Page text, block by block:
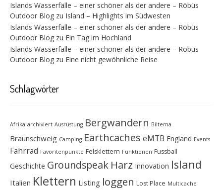
Islands Wasserfälle – einer schöner als der andere – Röbüs
Outdoor Blog zu Island – Highlights im Südwesten
Islands Wasserfälle – einer schöner als der andere – Röbüs
Outdoor Blog zu Ein Tag im Hochland
Islands Wasserfälle – einer schöner als der andere – Röbüs
Outdoor Blog zu Eine nicht gewöhnliche Reise
Schlagwörter
Afrika archiviert Ausrüstung Bergwandern Biltema
Braunschweig Camping Earthcaches eMTB England Events
Fahrrad Favoritenpunkte Felsklettern Funktionen Fussball
Geschichte Groundspeak Harz Innovation Island
Italien Klettern Listing loggen Lost Place Multicache